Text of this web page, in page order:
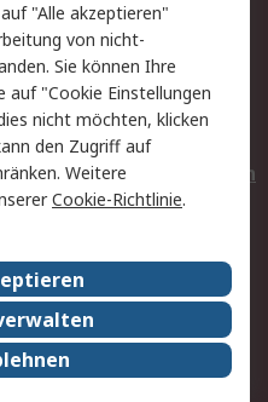
Datenschutz
Zahlungsbedingungen
Entsorgung
Elektrogeräte/Batterien
RS weltweit
Nachhaltigkeit
Presse-Center
"Alle akzeptieren"
von nicht-
Sie können Ihre
auf "Cookie Einstellungen
nicht möchten, klicken
den Zugriff auf
Weitere
Cookie-Richtlinie.